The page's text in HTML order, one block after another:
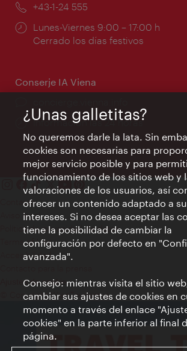
Teléfono:
+43-1-24 555
Horarios
de
Lunes-Viernes 9:00 – 17:00 h
Cerrado los días festivos
Conserje IA Viena
Información las 24 horas
Contacto
Aviso legal
Política de privacidad de datos
Terms of Use
Accesibilidad
Ajustes de cookie
© Copyright WienTourismus
¿Unas galletitas?
No queremos darle la lata. Sin
cookies son necesarias para
mejor servicio posible y para
funcionamiento de los sitios web y
valoraciones de los usuarios, así
ofrecer un contenido adaptado a
intereses. Si no desea aceptar las
tiene la posibilidad de cambiar la
configuración por defecto en
avanzada".
Consejo: mientras visita el sitio
cambiar sus ajustes de cookies en
momento a través del enlace
cookies" en la parte inferior al final
página.